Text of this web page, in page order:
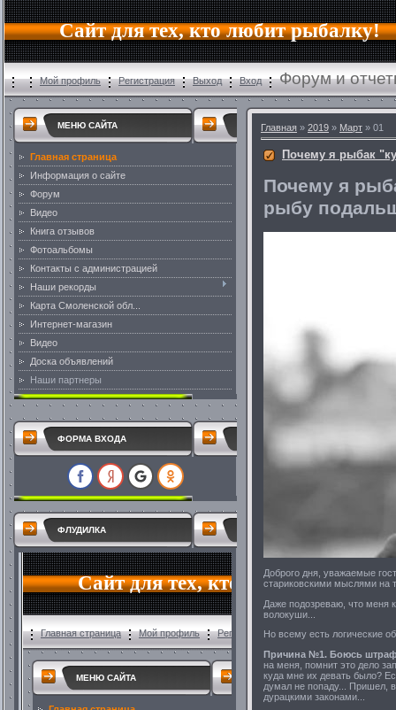
Сайт для тех, кто любит рыбалку!
Мой профиль Регистрация Выход Вход Форум и
МЕНЮ САЙТА
Главная страница
Информация о сайте
Форум
Видео
Книга отзывов
Фотоальбомы
Контакты с администрацией
Наши рекорды
Карта Смоленской обл...
Интернет-магазин
Видео
Доска объявлений
Наши партнеры
ФОРМА ВХОДА
ФЛУДИЛКА
Главная » 2019 » Март » 01
Почему я рыбак
Почему я
рыбу
Доброго дня, уважаемые
стариковскими мыслями на
Даже подозреваю, что меня
волокуши...
Но всему есть логические
Причина №1. Боюсь
на меня, помнит это дело
куда мне их девать было?
думал не попаду... Пришел,
дурацкими законами...